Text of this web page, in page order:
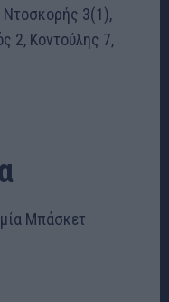
Ντοσκορής 3(1),
2, Κοντούλης 7,
Μπάσκετ